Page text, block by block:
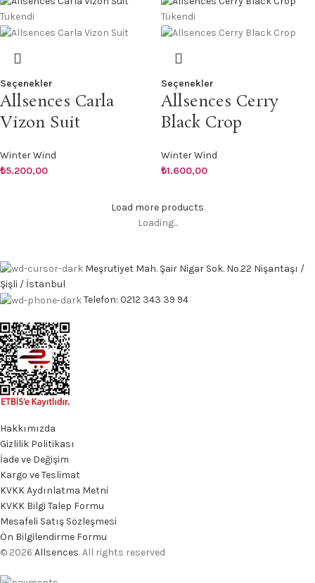
Tükendi
Seçenekler
Allsences Carla
Vizon Suit
Winter Wind
₺5.200,00
Tükendi
Seçenekler
Allsences Cerry
Black Crop
Winter Wind
₺1.600,00
Load more products
Loading...
Meşrutiyet Mah. Şair Nigar Sok. No.22 Nişantaşı /
Şişli / İstanbul
Telefon: 0212 343 39 94
Hakkımızda
Gizlilik Politikası
İade ve Değişim
Kargo ve Teslimat
KVKK Aydınlatma Metni
KVKK Bilgi Talep Formu
Mesafeli Satış Sözleşmesi
Ön Bilgilendirme Formu
© 2026 Allsences. All rights reserved